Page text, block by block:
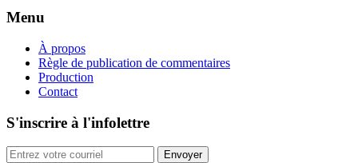
Menu
À propos
Règle de publication de commentaires
Production
Contact
S'inscrire à l'infolettre